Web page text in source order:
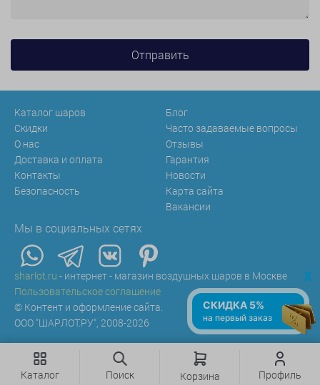
Каталог шаров
Скидки
О нас
Доставка и оплата
Контакты
Безопасность
Блог
Часто задаваемые вопросы
Отзывы
Гарантия
Новости
Карта сайта
Вакансии
Мы в социальных сетях
sharlot.ru - интернет - магазин воздушных шаров в Москве
Пользовательское соглашение
© Контент и оформление сайта.
ООО "ШАРЛОТ.РУ", 2008-2026
Каталог Поиск Корзина Профиль
x
СКИДКА 5%
на первый заказ